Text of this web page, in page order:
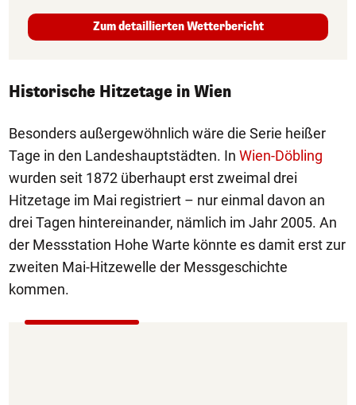
Zum detaillierten Wetterbericht
Historische Hitzetage in Wien
Besonders außergewöhnlich wäre die Serie heißer
Tage in den Landeshauptstädten. In Wien-Döbling
wurden seit 1872 überhaupt erst zweimal drei
Hitzetage im Mai registriert – nur einmal davon an
drei Tagen hintereinander, nämlich im Jahr 2005. An
der Messstation Hohe Warte könnte es damit erst zur
zweiten Mai-Hitzewelle der Messgeschichte
kommen.